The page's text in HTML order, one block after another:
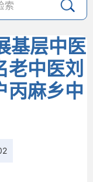
基层中医
中医刘
丙麻乡中